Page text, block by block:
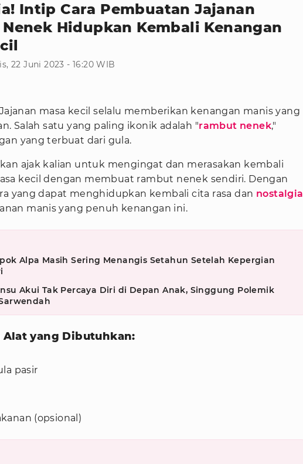
Intip Cara Pembuatan Jajanan
Hidupkan Kembali Kenangan
22 Juni 2023 - 16:20 WIB
masa kecil selalu memberikan kenangan manis yang
Salah satu yang paling ikonik adalah "rambut nenek,"
yang terbuat dari gula.
ajak kalian untuk mengingat dan merasakan kembali
kecil dengan membuat rambut nenek sendiri. Dengan
yang dapat menghidupkan kembali cita rasa dan nostalgia
manis yang penuh kenangan ini.
Alpa Masih Sering Menangis Setahun Setelah Kepergian
Akui Tak Percaya Diri di Depan Anak, Singgung Polemik
Alat yang Dibutuhkan:
pasir
(opsional)